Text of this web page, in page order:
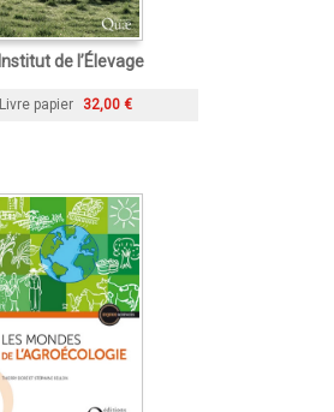
de l’Élevage
Livre papier 32,00 €